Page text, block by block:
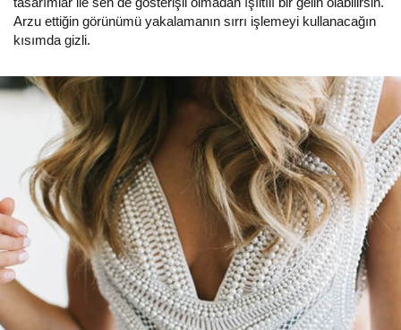
Arzu ettiğin görünümü yakalamanın sırrı işlemeyi kullanacağın
kısımda gizli.